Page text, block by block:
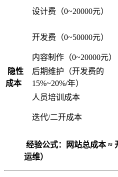
设计费（0~20000元）
开发费（0~50000元）
内容制作（0~20000元）
隐性
成本
后期维护（开发费的
15%~20%/年）
人员培训成本
迭代/二开成本
经验公式：网站总成本 ≈
运维）